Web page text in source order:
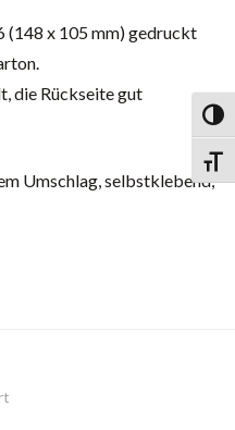
x 105 mm) gedruckt
die Rückseite gut
Umschlag, selbstklebend,